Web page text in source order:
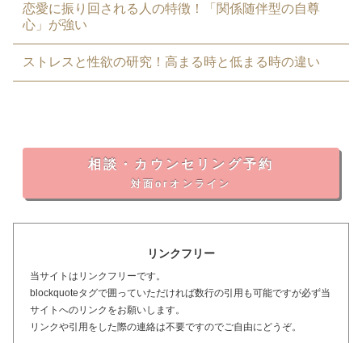
恋愛に振り回される人の特徴！「関係随伴型の自尊
心」が強い
ストレスと性欲の研究！高まる時と低まる時の違い
相談・カウンセリング予約
対面orオンライン
リンクフリー
当サイトはリンクフリーです。
blockquoteタグで囲っていただければ数行の引用も可能ですが必ず当
サイトへのリンクをお願いします。
リンクや引用をした際の連絡は不要ですのでご自由にどうぞ。